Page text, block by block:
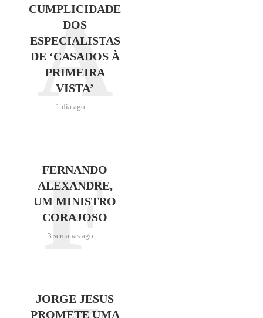
CUMPLICIDADE
DOS
ESPECIALISTAS
DE ‘CASADOS À
PRIMEIRA
VISTA’
1 dia ago
A
FERNANDO
ALEXANDRE,
UM MINISTRO
CORAJOSO
3 semanas ago
F
JORGE JESUS
PROMETE UMA